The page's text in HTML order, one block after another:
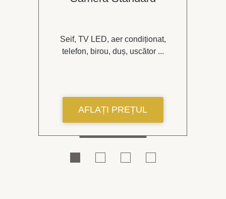
Seif, TV LED, aer condiționat,
telefon, birou, duș, uscător ...
AFLAȚI PREȚUL